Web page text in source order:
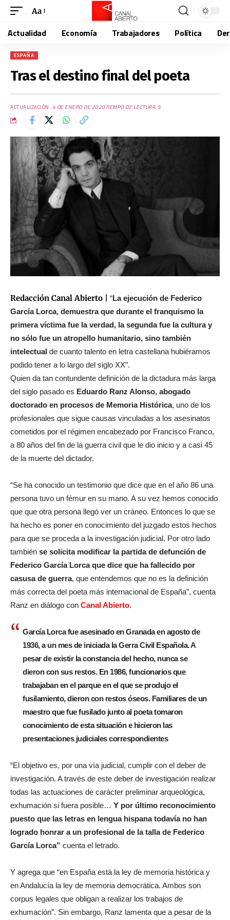
Aa
Actualidad Economía Trabajadores Política
ESPAÑA
Tras el destino final del poeta
ACTUALIZACIÓN: 4 DE ENERO DE 2020TIEMPO DE LECTURA: 5
Redacción Canal Abierto | “La ejecución de Federico
García Lorca, demuestra que durante el franquismo la
primera víctima fue la verdad, la segunda fue la cultura y
no sólo fue un atropello humanitario, sino también
intelectual de cuanto talento en letra castellana hubiéramos
podido tener a lo largo del siglo XX”.
Quien da tan contundente definición de la dictadura más larga
del siglo pasado es Eduardo Ranz Alonso, abogado
doctorado en procesos de Memoria Histórica, uno de los
profesionales que sigue causas vinculadas a los asesinatos
cometidos por el régimen encabezado por Francisco Franco,
a 80 años del fin de la guerra civil que le dio inicio y a casi 45
de la muerte del dictador.
“Se ha conocido un testimonio que dice que en el año 86 una
persona tuvo un fémur en su mano. A su vez hemos conocido
que que otra persona llegó ver un cráneo. Entonces lo que se
ha hecho es poner en conocimiento del juzgado estos hechos
para que se proceda a la investigación judicial. Por otro lado
también se solicita modificar la partida de defunción de
Federico García Lorca que dice que ha fallecido por
casusa de guerra, que entendemos que no es la definición
más correcta del poeta más internacional de España”, cuenta
Ranz en diálogo con Canal Abierto.
García Lorca fue asesinado en Granada en agosto de
1936, a un mes de iniciada la Gerra Civil Española. A
pesar de existir la constancia del hecho, nunca se
dieron con sus restos. En 1986, funcionarios que
trabajaban en el parque en el que se produjo el
fusilamiento, dieron con restos óseos. Familiares de un
maestro que fue fusilado junto al poeta tomaron
conocimiento de esta situación e hicieron las
presentaciones judiciales correspondientes
“El objetivo es, por una vía judicial, cumplir con el deber de
investigación. A través de este deber de investigación realizar
todas las actuaciones de carácter preliminar arqueológica,
exhumación si fuera posible… Y por último reconocimiento
puesto que las letras en lengua hispana todavía no han
logrado honrar a un profesional de la talla de Federico
García Lorca” cuenta el letrado.
Y agrega que “en España está la ley de memoria histórica y
en Andalucía la ley de memoria democrática. Ambos son
corpus legales que obligan a realizar los trabajos de
exhumación”. Sin embargo, Ranz lamenta que a pesar de la